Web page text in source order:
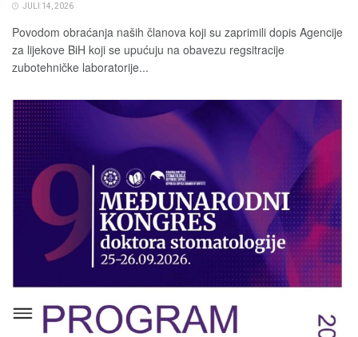
JULI 14, 2026
Povodom obraćanja naših članova koji su zaprimili dopis Agencije
za lijekove BiH koji se upućuju na obavezu regsitracije
zubotehničke laboratorije...